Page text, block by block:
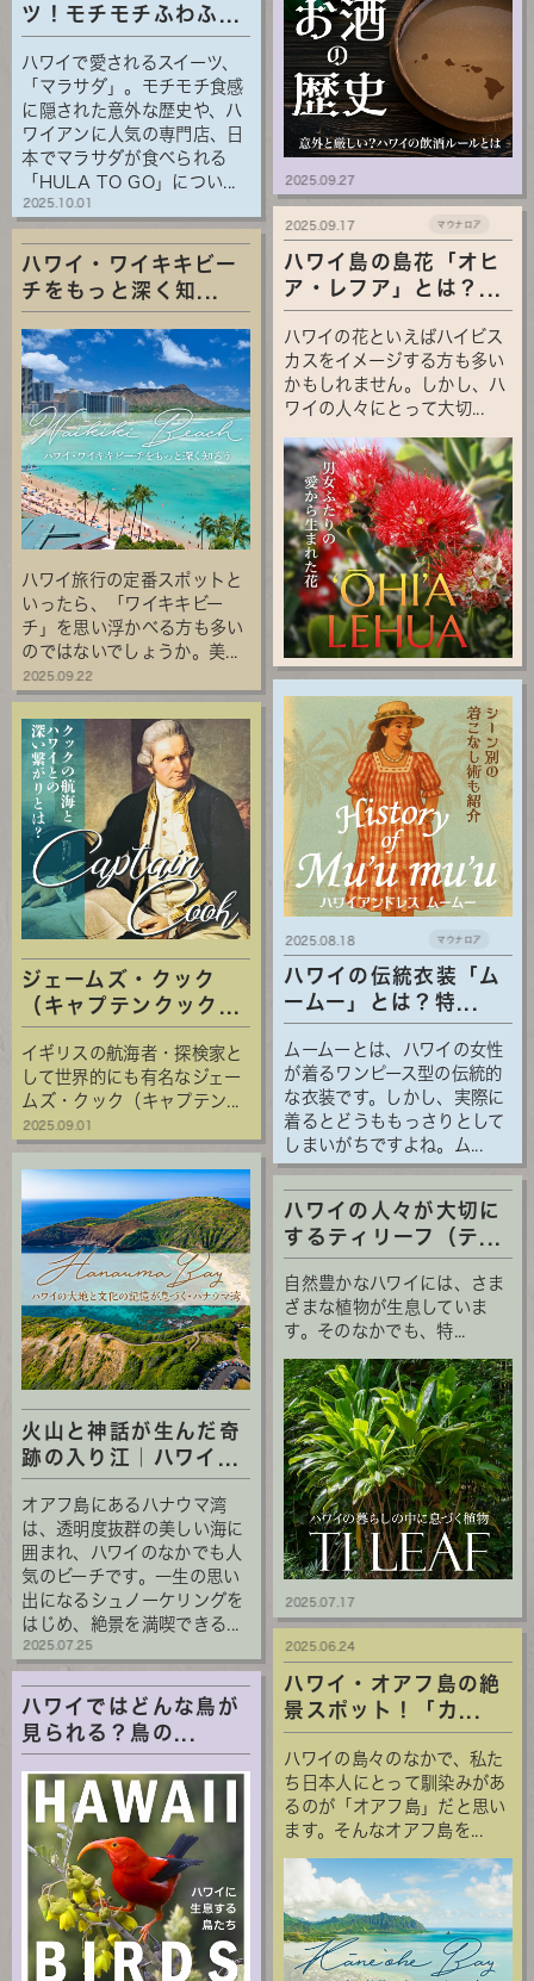
ツ！モチモチふわふ...
ハワイで愛されるスイーツ、
「マラサダ」。モチモチ食感
に隠された意外な歴史や、ハ
ワイアンに人気の専門店、日
本でマラサダが食べられる
「HULA TO GO」につい...
2025.10.01
2025.09.27
ハワイ・ワイキキビー
チをもっと深く知...
ハワイ旅行の定番スポットと
いったら、「ワイキキビー
チ」を思い浮かべる方も多い
のではないでしょうか。美...
2025.09.22
ハワイ島の島花「オヒ
ア・レフア」とは？...
ハワイの花といえばハイビス
カスをイメージする方も多い
かもしれません。しかし、ハ
ワイの人々にとって大切...
2025.09.17 マウナロア
ジェームズ・クック
（キャプテンクック...
イギリスの航海者・探検家と
して世界的にも有名なジェー
ムズ・クック（キャプテン...
2025.09.01
ハワイの伝統衣装「ム
ームー」とは？特...
ムームーとは、ハワイの女性
が着るワンピース型の伝統的
な衣装です。しかし、実際に
着るとどうももっさりとして
しまいがちですよね。ム...
2025.08.18 マウナロア
火山と神話が生んだ奇
跡の入り江｜ハワイ...
オアフ島にあるハナウマ湾
は、透明度抜群の美しい海に
囲まれ、ハワイのなかでも人
気のビーチです。一生の思い
出になるシュノーケリングを
はじめ、絶景を満喫できる...
2025.07.25
ハワイの人々が大切に
するティリーフ（テ...
自然豊かなハワイには、さま
ざまな植物が生息していま
す。そのなかでも、特...
2025.07.17
ハワイではどんな鳥が
見られる？鳥の...
ハワイ・オアフ島の絶
景スポット！「カ...
ハワイの島々のなかで、私た
ち日本人にとって馴染みがあ
るのが「オアフ島」だと思い
ます。そんなオアフ島を...
2025.06.24